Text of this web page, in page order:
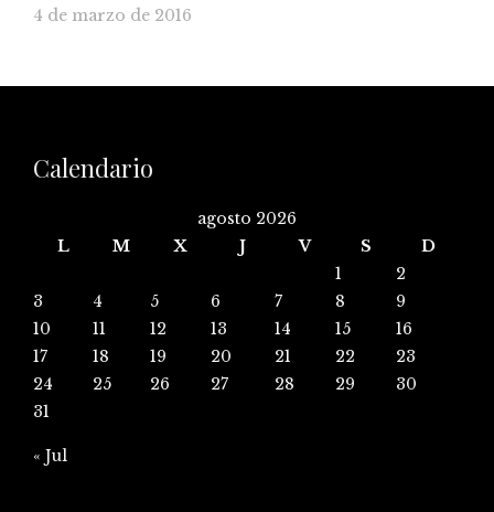
4 de marzo de 2016
Calendario
agosto 2026
L
M X J V S
D
1
2
3
4 5 6 7 8
9
10
11 12 13 14 15
16
17
18 19 20 21 22
23
24
25 26 27 28 29
30
31
« Jul